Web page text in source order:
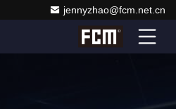
jennyzhao@fcm.net.cn